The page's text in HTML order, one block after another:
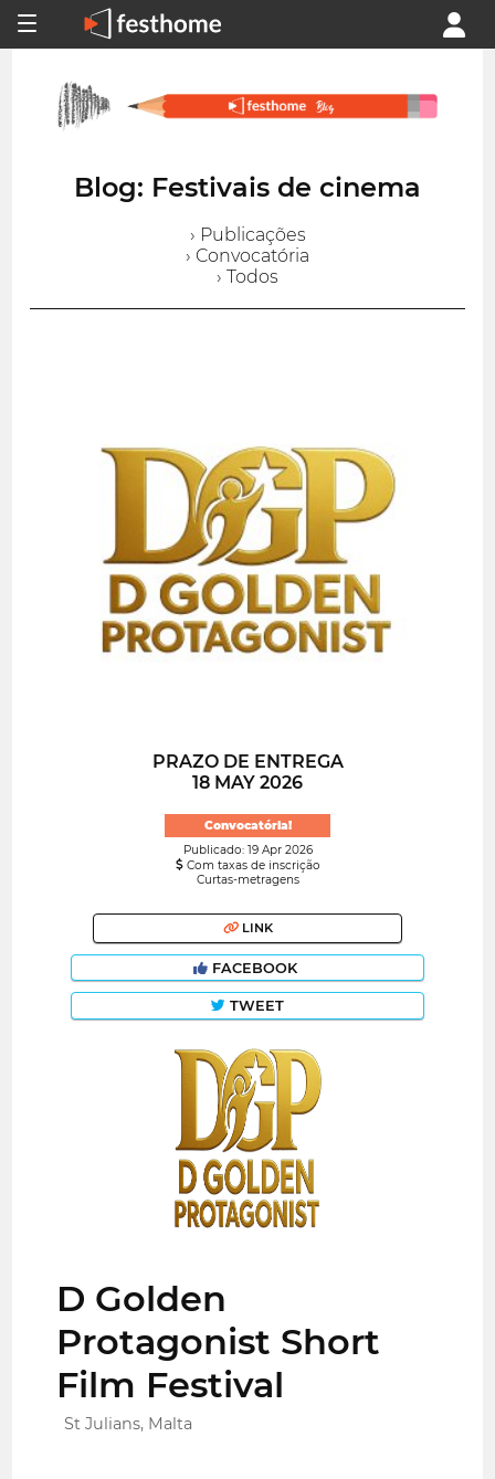
Blog: Festivais de cinema
› Publicações
› Convocatória
› Todos
PRAZO DE ENTREGA
18 MAY 2026
Convocatória!
Publicado: 19 Apr 2026
Com taxas de inscrição
Curtas-metragens
LINK
FACEBOOK
TWEET
D Golden
Protagonist Short
Film Festival
St Julians, Malta